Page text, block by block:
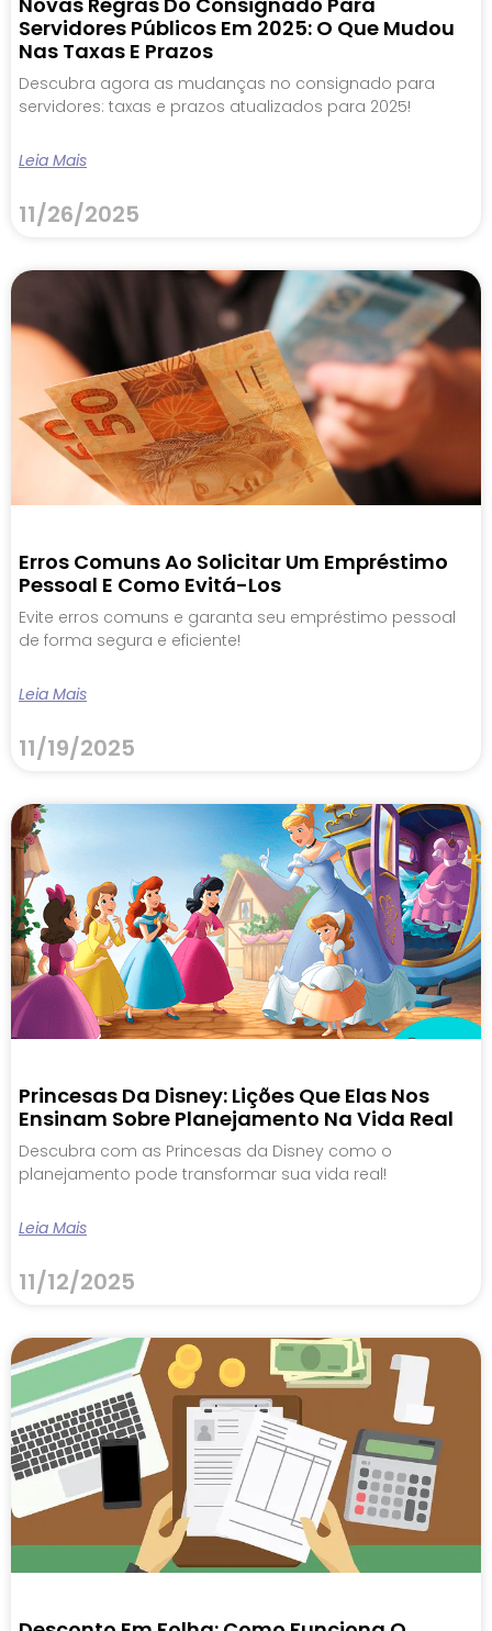
Servidores Públicos Em 2025: O Que Mudou
Nas Taxas E Prazos
Descubra agora as mudanças no consignado para
servidores: taxas e prazos atualizados para 2025!
Leia Mais
11/26/2025
Erros Comuns Ao Solicitar Um Empréstimo
Pessoal E Como Evitá-Los
Evite erros comuns e garanta seu empréstimo pessoal
de forma segura e eficiente!
Leia Mais
11/19/2025
Princesas Da Disney: Lições Que Elas Nos
Ensinam Sobre Planejamento Na Vida Real
Descubra com as Princesas da Disney como o
planejamento pode transformar sua vida real!
Leia Mais
11/12/2025